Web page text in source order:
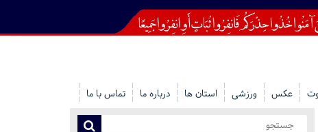
عکس ورزشی استان ها درباره ما تماس با ما